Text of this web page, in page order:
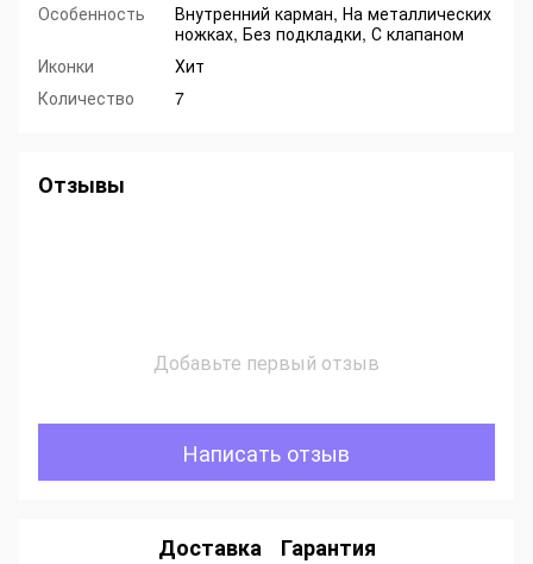
Особенность
Внутренний карман, На металлических
ножках, Без подкладки, С клапаном
Иконки
Хит
Количество
7
Отзывы
Добавьте первый отзыв
Написать отзыв
Доставка Гарантия